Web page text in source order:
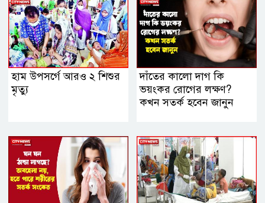
হাম উপসর্গে আরও ২ শিশুর
মৃত্যু
দাঁতের কালো দাগ কি
ভয়ংকর রোগের লক্ষণ?
কখন সতর্ক হবেন জানুন